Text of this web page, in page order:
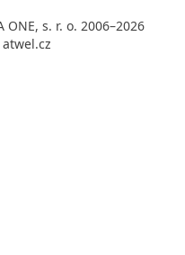
ONE, s. r. o. 2006–2026